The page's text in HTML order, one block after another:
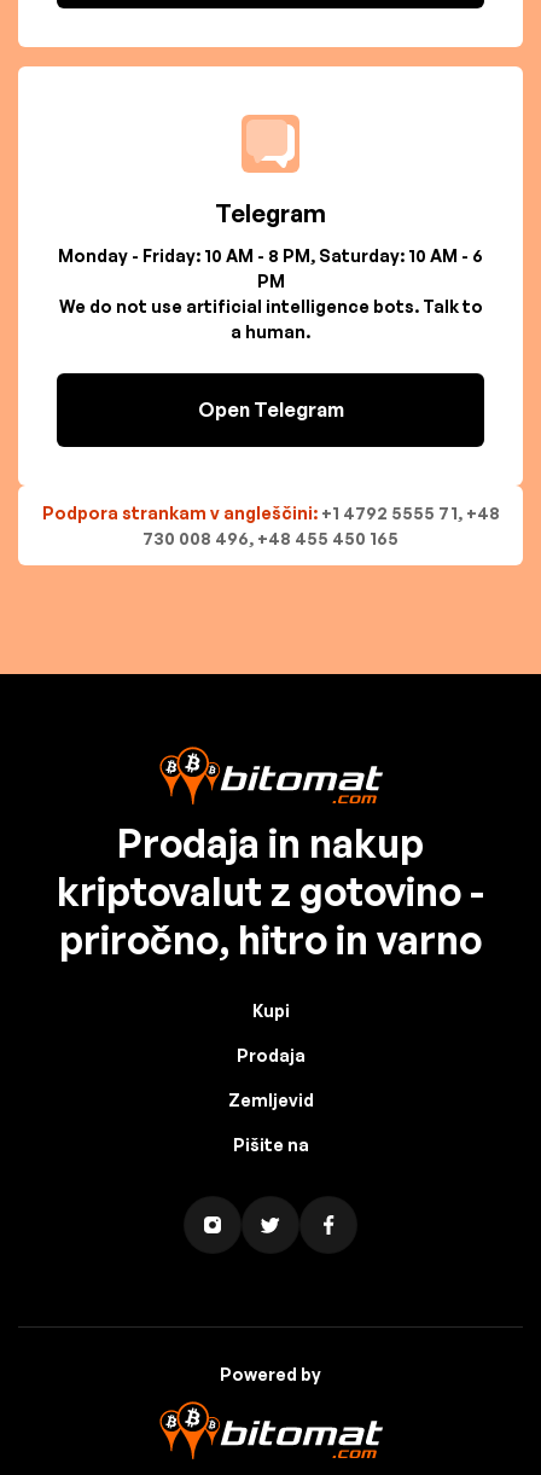
Telegram
Monday - Friday: 10 AM - 8 PM, Saturday: 10 AM - 6
PM
We do not use artificial intelligence bots. Talk to
a human.
Open Telegram
Podpora strankam v angleščini: +1 4792 5555 71, +48
730 008 496, +48 455 450 165
Prodaja in nakup
kriptovalut z gotovino -
priročno, hitro in varno
Kupi
Prodaja
Zemljevid
Pišite na
Powered by